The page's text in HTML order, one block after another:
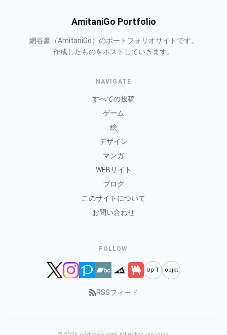
AmitaniGo Portfolio
網谷豪（AmitaniGo）のポートフォリオサイトです。
作成したものをポストしていきます。
NAVIGATE
すべての投稿
ゲーム
絵
デザイン
マンガ
WEBサイト
ブログ
このサイトについて
お問い合わせ
FOLLOW
Up-T objkt
RSSフィード